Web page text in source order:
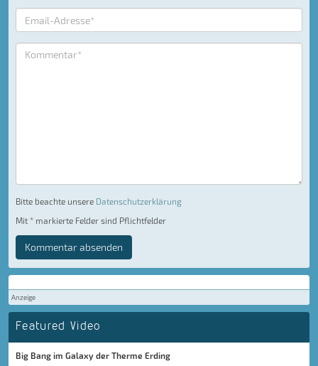
Bitte beachte unsere Datenschutzerklärung
Mit * markierte Felder sind Pflichtfelder
Kommentar absenden
Anzeige
Featured Video
Big Bang im Galaxy der Therme Erding